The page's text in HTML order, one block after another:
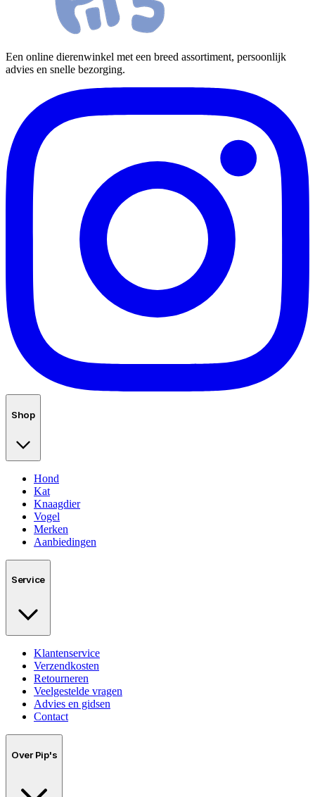
Een online dierenwinkel met een breed assortiment, persoonlijk
advies en snelle bezorging.
Shop
Hond
Kat
Knaagdier
Vogel
Merken
Aanbiedingen
Service
Klantenservice
Verzendkosten
Retourneren
Veelgestelde vragen
Advies en gidsen
Contact
Over Pip's